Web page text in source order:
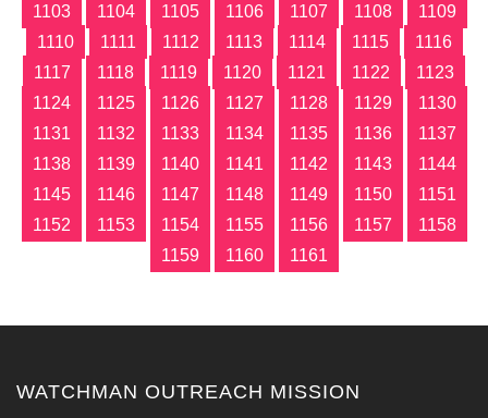
1103
1104 1105 1106 1107 1108
1109
1110
1111 1112 1113 1114 1115
1116
1117
1118 1119 1120 1121 1122
1123
1124
1125 1126 1127 1128 1129
1130
1131
1132 1133 1134 1135 1136
1137
1138
1139 1140 1141 1142 1143
1144
1145
1146 1147 1148 1149 1150
1151
1152
1153 1154 1155 1156 1157
1158
1159
1160 1161
WATCHMAN OUTREACH MISSION